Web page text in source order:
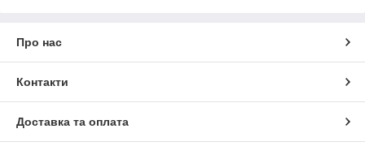
Про нас
Контакти
Доставка та оплата